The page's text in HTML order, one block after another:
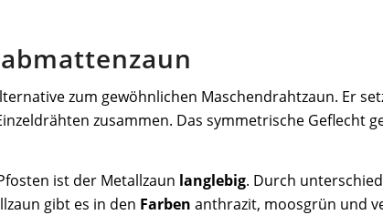
zum gewöhnlichen Maschendrahtzaun. Er
zusammen. Das symmetrische Geflecht
ist der Metallzaun langlebig. Durch
gibt es in den Farben anthrazit, moosgrün und